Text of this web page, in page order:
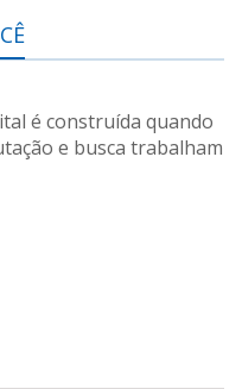
é construída quando
e busca trabalham